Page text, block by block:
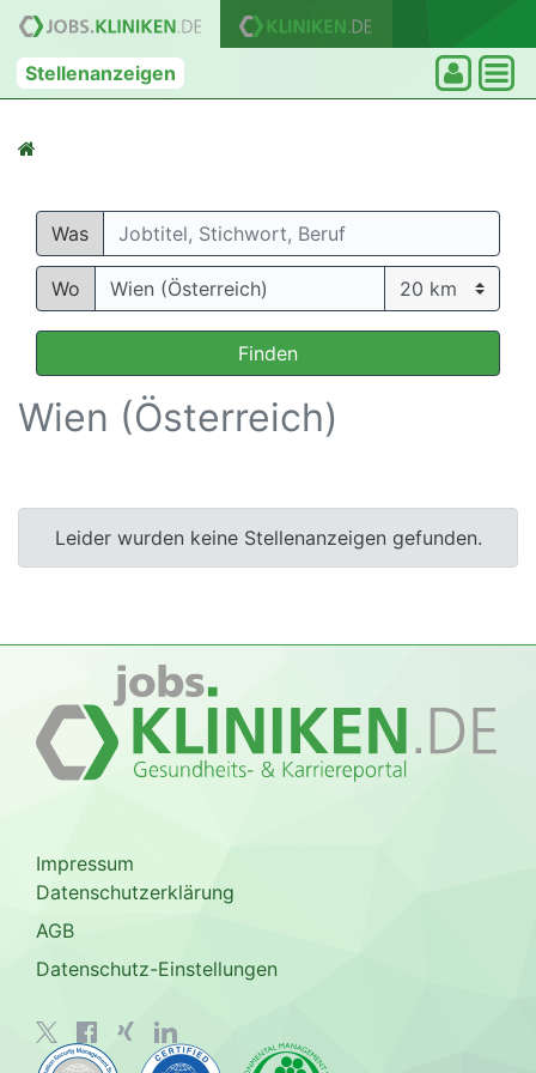
Stellenanzeigen
Was
Wo
Finden
Wien (Österreich)
Leider wurden keine Stellenanzeigen gefunden.
Impressum
Datenschutzerklärung
AGB
Datenschutz-Einstellungen